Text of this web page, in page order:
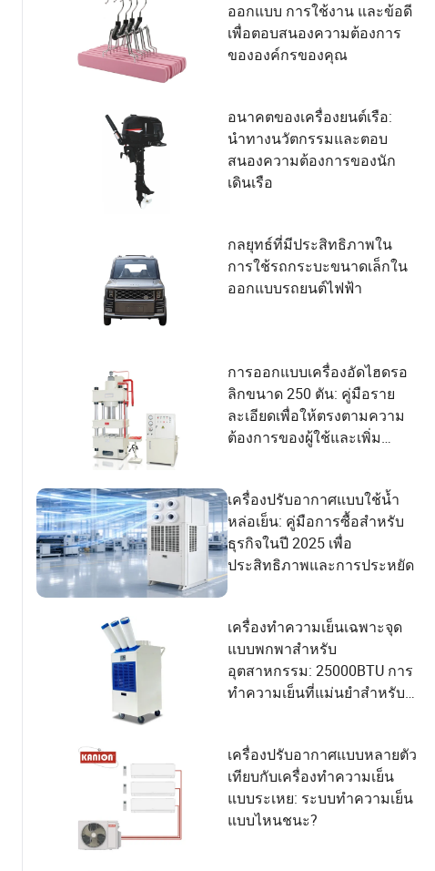
ออกแบบ การใช้งาน และข้อดี
เพื่อตอบสนองความต้องการ
ขององค์กรของคุณ
อนาคตของเครื่องยนต์เรือ:
นำทางนวัตกรรมและตอบ
สนองความต้องการของนัก
เดินเรือ
กลยุทธ์ที่มีประสิทธิภาพใน
การใช้รถกระบะขนาดเล็กใน
ออกแบบรถยนต์ไฟฟ้า
การออกแบบเครื่องอัดไฮดรอ
ลิกขนาด 250 ตัน: คู่มือราย
ละเอียดเพื่อให้ตรงตามความ
ต้องการของผู้ใช้และเพิ่ม
เครื่องปรับอากาศแบบใช้น้ำ
หล่อเย็น: คู่มือการซื้อสำหรับ
ธุรกิจในปี 2025 เพื่อ
ประสิทธิภาพและการประหยัด
เครื่องทำความเย็นเฉพาะจุด
แบบพกพาสำหรับ
อุตสาหกรรม: 25000BTU การ
ทำความเย็นที่แม่นยำสำหรับ
เครื่องปรับอากาศแบบหลายตัว
เทียบกับเครื่องทำความเย็น
แบบระเหย: ระบบทำความเย็น
แบบไหนชนะ?